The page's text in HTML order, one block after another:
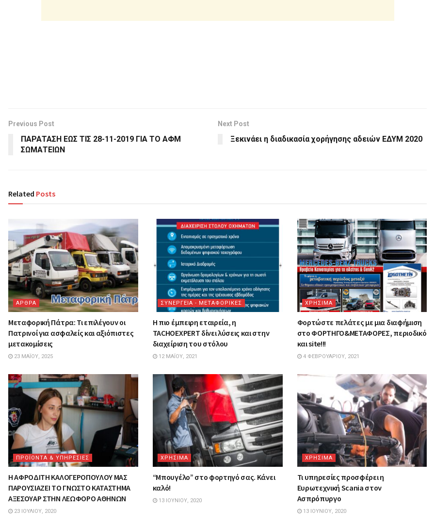
Previous Post
ΠΑΡΑΤΑΣΗ ΕΩΣ ΤΙΣ 28-11-2019 ΓΙΑ ΤΟ ΑΦΜ
ΣΩΜΑΤΕΙΩΝ
Next Post
Ξεκινάει η διαδικασία χορήγησης αδειών ΕΔΥΜ 2020
Related Posts
ΑΡΘΡΑ
Μεταφορική Πάτρα: Τι επιλέγουν οι
Πατρινοί για ασφαλείς και αξιόπιστες
μετακομίσεις
23 ΜΑΪ́ΟΥ, 2025
ΣΥΝΕΡΓΕΙΑ - MEΤΑΦΟΡΙΚΕΣ
Η πιο έμπειρη εταιρεία, η
TACHOEXPERT δίνει λύσεις και στην
διαχείριση του στόλου
12 ΜΑΪ́ΟΥ, 2021
ΧΡΗΣΙΜΑ
Φορτώστε πελάτες με μια διαφήμιση
στο ΦΟΡΤΗΓΟ&ΜΕΤΑΦΟΡΕΣ, περιοδικό
και site!!!
4 ΦΕΒΡΟΥΑΡΊΟΥ, 2021
ΠΡΟΪΟΝΤΑ & ΥΠΗΡΕΣΙΕΣ
Η ΑΦΡΟΔΙΤΗ ΚΑΛΟΓΕΡΟΠΟΥΛΟΥ ΜΑΣ
ΠΑΡΟΥΣΙΑΖΕΙ ΤΟ ΓΝΩΣΤΟ ΚΑΤΑΣΤΗΜΑ
ΑΞΕΣΟΥΑΡ ΣΤΗΝ ΛΕΩΦΟΡΟ ΑΘΗΝΩΝ
23 ΙΟΥΛΊΟΥ, 2020
ΧΡΗΣΙΜΑ
“Μπουγέλο” στο φορτηγό σας. Κάνει
καλό!
13 ΙΟΥΝΊΟΥ, 2020
ΧΡΗΣΙΜΑ
Τι υπηρεσίες προσφέρει η
Ευρωτεχνική Scania στον
Ασπρόπυργο
13 ΙΟΥΝΊΟΥ, 2020